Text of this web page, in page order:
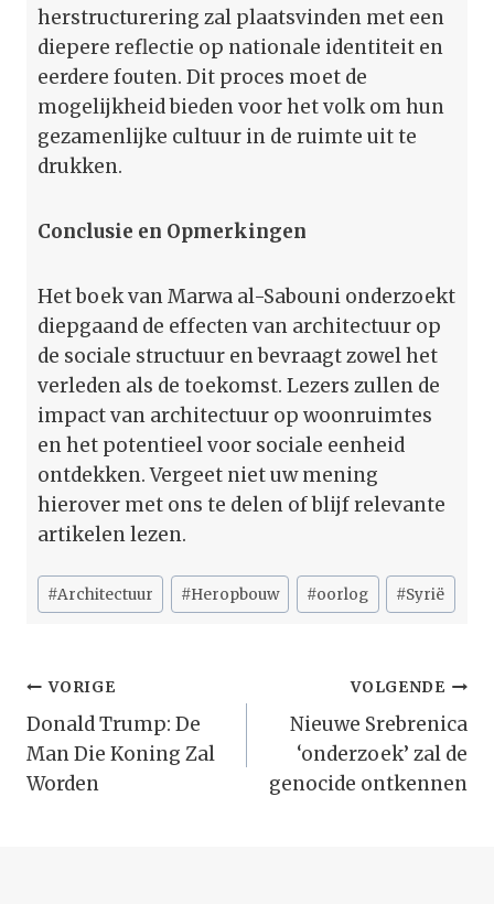
herstructurering zal plaatsvinden met een
diepere reflectie op nationale identiteit en
eerdere fouten. Dit proces moet de
mogelijkheid bieden voor het volk om hun
gezamenlijke cultuur in de ruimte uit te
drukken.
Conclusie en Opmerkingen
Het boek van Marwa al-Sabouni onderzoekt
diepgaand de effecten van architectuur op
de sociale structuur en bevraagt zowel het
verleden als de toekomst. Lezers zullen de
impact van architectuur op woonruimtes
en het potentieel voor sociale eenheid
ontdekken. Vergeet niet uw mening
hierover met ons te delen of blijf relevante
artikelen lezen.
Bericht
tags:
#Architectuur #Heropbouw #oorlog #Syrië
Bericht
Navigatie
VORIGE
Donald Trump: De
Man Die Koning Zal
Worden
VOLGENDE
Nieuwe Srebrenica
‘onderzoek’ zal de
genocide ontkennen